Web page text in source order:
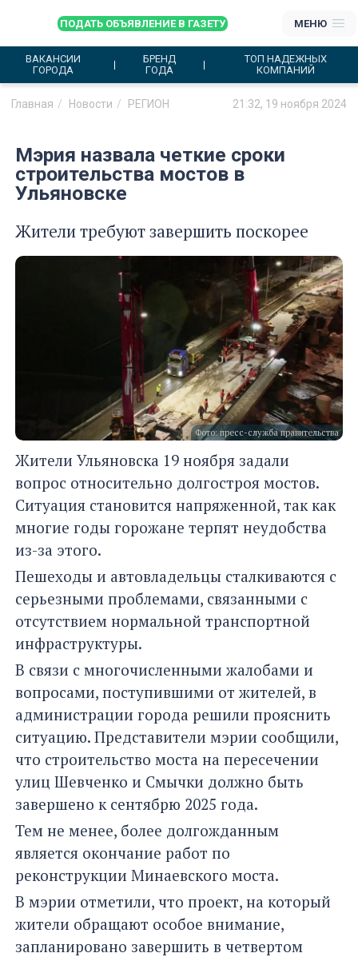
ПОДАТЬ ОБЪЯВЛЕНИЕ В ГАЗЕТУ МЕНЮ
ВАКАНСИИ
ГОРОДА
БРЕНД
ГОДА
ТОП НАДЕЖНЫХ
КОМПАНИЙ
Главная Новости РЕГИОН 21:32, 19 ноября 2024
Мэрия назвала четкие сроки
строительства мостов в
Ульяновске
Жители требуют завершить поскорее
Фото: пресс-служба правительства
Жители Ульяновска 19 ноября задали
вопрос относительно долгостроя мостов.
Ситуация становится напряженной, так как
многие годы горожане терпят неудобства
из-за этого.
Пешеходы и автовладельцы сталкиваются с
серьезными проблемами, связанными с
отсутствием нормальной транспортной
инфраструктуры.
В связи с многочисленными жалобами и
вопросами, поступившими от жителей, в
администрации города решили прояснить
ситуацию. Представители мэрии сообщили,
что строительство моста на пересечении
улиц Шевченко и Смычки должно быть
завершено к сентябрю 2025 года.
Тем не менее, более долгожданным
является окончание работ по
реконструкции Минаевского моста.
В мэрии отметили, что проект, на который
жители обращают особое внимание,
запланировано завершить в четвертом